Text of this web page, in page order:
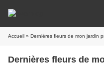
Accueil » Dernières fleurs de mon jardin
Dernières fleurs de